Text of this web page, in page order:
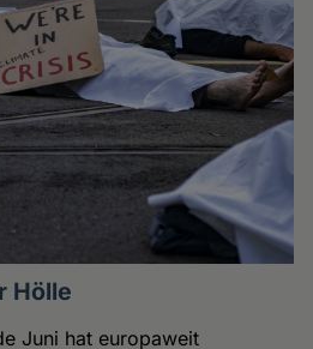
Hölle
Juni hat europaweit